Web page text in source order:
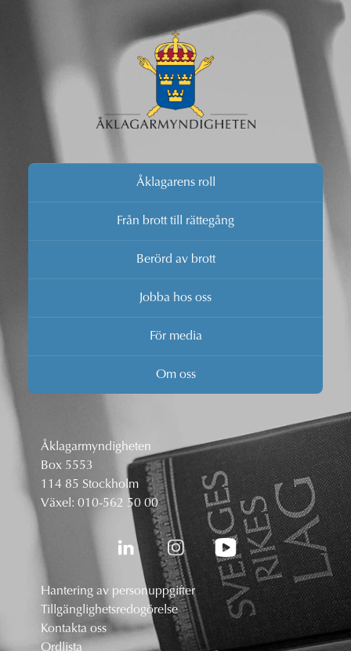
Åklagarens roll
Från brott till rättegång
Berörd av brott
Jobba hos oss
För media
Om oss
Åklagarmyndigheten
Box 5553
114 85 Stockholm
Växel: 010-562 50 00
Hantering av personuppgifter
Tillgänglighetsredogörelse
Kontakta oss
Ordlista